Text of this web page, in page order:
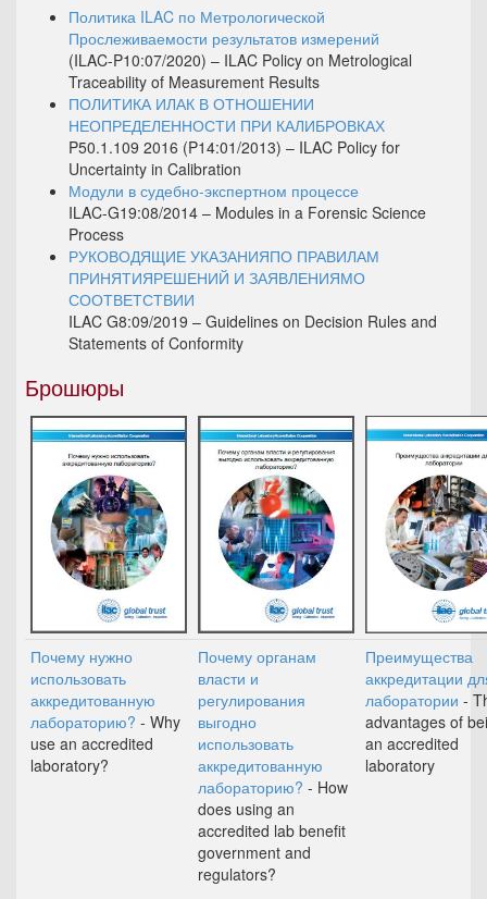
Политика ILAC по Метрологической
Прослеживаемости результатов измерений
(ILAC-P10:07/2020) – ILAC Policy on Metrological
Traceability of Measurement Results
ПОЛИТИКА ИЛАК В ОТНОШЕНИИ
НЕОПРЕДЕЛЕННОСТИ ПРИ КАЛИБРОВКАХ
P50.1.109 2016 (P14:01/2013) – ILAC Policy for
Uncertainty in Calibration
Модули в судебно-экспертном процессе
ILAC-G19:08/2014 – Modules in a Forensic Science
Process
РУКОВОДЯЩИЕ УКАЗАНИЯПО ПРАВИЛАМ
ПРИНЯТИЯРЕШЕНИЙ И ЗАЯВЛЕНИЯМО
СООТВЕТСТВИИ
ILAC G8:09/2019 – Guidelines on Decision Rules and
Statements of Conformity
Брошюры
Почему нужно
использовать
аккредитованную
лабораторию? - Why
use an accredited
laboratory?
Почему органам
власти и
регулирования
выгодно
использовать
аккредитованную
лабораторию? - How
does using an
accredited lab benefit
government and
regulators?
Преимущества
аккредитации
лаборатории -
advantages of
an accredited
laboratory